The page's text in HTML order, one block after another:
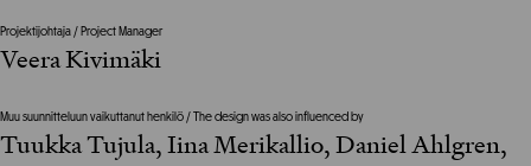
Projektijohtaja / Project Manager
Veera Kivimäki
Muu suunnitteluun vaikuttanut henkilö / The design was also influenced by
Tuukka Tujula, Iina Merikallio, Daniel Ahlgren,